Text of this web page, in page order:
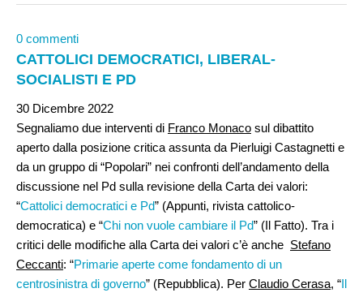
0 commenti
CATTOLICI DEMOCRATICI, LIBERAL-
SOCIALISTI E PD
30 Dicembre 2022
Segnaliamo due interventi di Franco Monaco sul dibattito
aperto dalla posizione critica assunta da Pierluigi Castagnetti e
da un gruppo di “Popolari” nei confronti dell’andamento della
discussione nel Pd sulla revisione della Carta dei valori:
“Cattolici democratici e Pd” (Appunti, rivista cattolico-
democratica) e “Chi non vuole cambiare il Pd” (Il Fatto). Tra i
critici delle modifiche alla Carta dei valori c’è anche Stefano
Ceccanti: “Primarie aperte come fondamento di un
centrosinistra di governo” (Repubblica). Per Claudio Cerasa, “Il